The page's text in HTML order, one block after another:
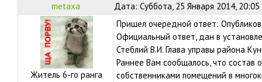
metaxa Дата: Суббота, 25 Января 2014,
Житель 6-го ранга
Пришел очередной ответ:
Официальный ответ, дан в
Стеблий В.И. Глава управы района
Раннее Вам сообщалось, что
собственниками помещений в